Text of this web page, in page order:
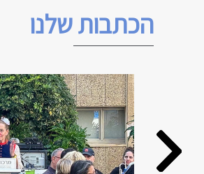
הכתבות שלנו